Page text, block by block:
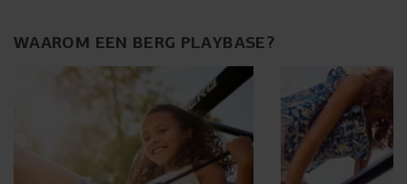
WAAROM EEN BERG PLAYBASE?